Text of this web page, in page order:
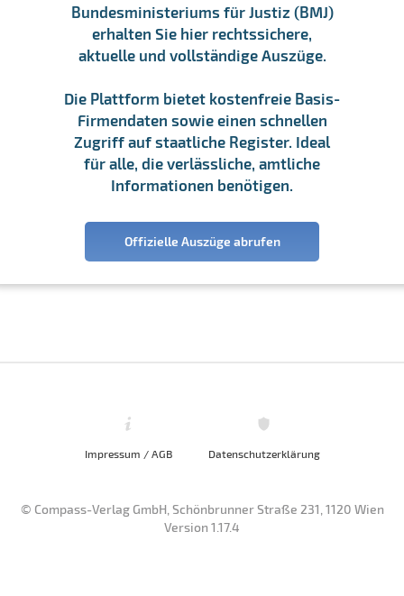
Bundesministeriums für Justiz (BMJ)
erhalten Sie hier rechtssichere,
aktuelle und vollständige Auszüge.
Die Plattform bietet kostenfreie Basis-
Firmendaten sowie einen schnellen
Zugriff auf staatliche Register. Ideal
für alle, die verlässliche, amtliche
Informationen benötigen.
Offizielle Auszüge abrufen
Impressum / AGB Datenschutzerklärung
© Compass-Verlag GmbH, Schönbrunner Straße 231, 1120 Wien
Version 1.17.4